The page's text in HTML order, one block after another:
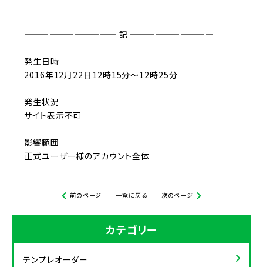
——————————— 記 ——————————
発生日時
2016年12月22日12時15分～12時25分
発生状況
サイト表示不可
影響範囲
正式ユーザー様のアカウント全体
前のページ 一覧に戻る 次のページ
カテゴリー
テンプレオーダー